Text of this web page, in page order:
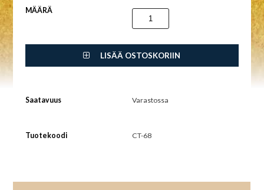
MÄÄRÄ
LISÄÄ OSTOSKORIIN
Saatavuus Varastossa
Tuotekoodi CT-68